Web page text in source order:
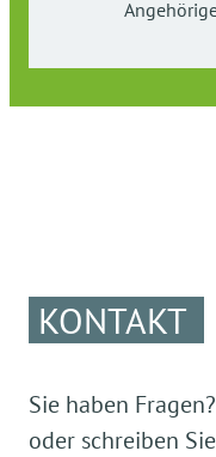
Tel. 08861-2500-
KONTAKT
Sie haben
oder schreiben